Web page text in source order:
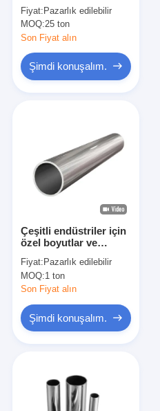
yuvarlak kare
dikdörtgen inşaat için
endüstriyel
dekorasyon kullanımı
özel boyut kalınlığı
mevcut
Fiyat: Pazarlık edilebilir
MOQ:25 ton
Son Fiyat alın
Şimdi konuşalım.
Çeşitli endüstriler için
özel boyutlar ve
paslanmaz çelik boru
Fiyat: Pazarlık edilebilir
MOQ:1 ton
Son Fiyat alın
Şimdi konuşalım.